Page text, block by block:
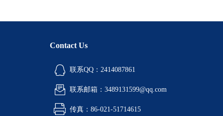
Contact Us
联系QQ：2414087861
联系邮箱：3489131599@qq.com
传真：86-021-51714615